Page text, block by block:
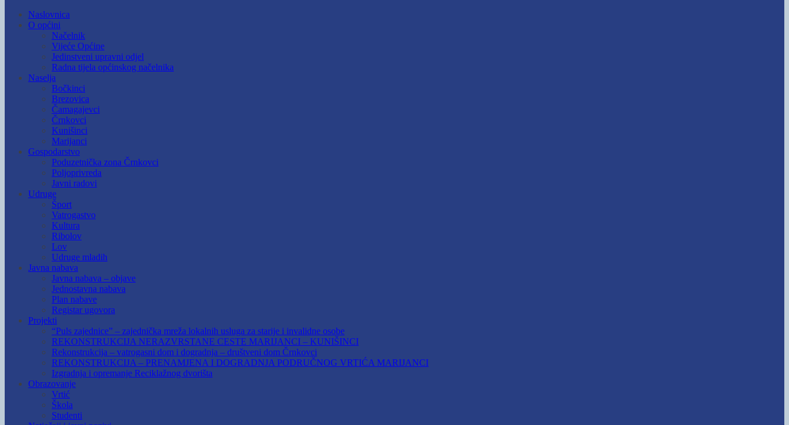
Naslovnica
O općini
Načelnik
Vijeće Općine
Jedinstveni upravni odjel
Radna tijela općinskog načelnika
Naselja
Bočkinci
Brezovica
Čamagajevci
Črnkovci
Kunišinci
Marijanci
Gospodarstvo
Poduzetnička zona Črnkovci
Poljoprivreda
Javni radovi
Udruge
Šport
Vatrogastvo
Kultura
Ribolov
Lov
Udruge mladih
Javna nabava
Javna nabava – objave
Jednostavna nabava
Plan nabave
Registar ugovora
Projekti
“Puls zajednice” – zajednička mreža lokalnih usluga za starije i invalidne osobe
REKONSTRUKCIJA NERAZVRSTANE CESTE MARIJANCI – KUNIŠINCI
Rekonstrukcija – vatrogasni dom i dogradnja – društveni dom Črnkovci
REKONSTRUKCIJA – PRENAMJENA I DOGRADNJA PODRUČNOG VRTIĆA MARIJANCI
Izgradnja i opremanje Reciklažnog dvorišta
Obrazovanje
Vrtić
Škola
Studenti